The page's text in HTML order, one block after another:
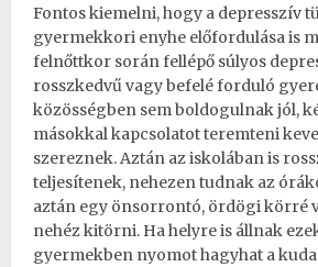
Fontos kiemelni, hogy a depresszív
gyermekkori enyhe előfordulása is
felnőttkor során fellépő súlyos
rosszkedvű vagy befelé forduló
közösségben sem boldogulnak jól,
másokkal kapcsolatot teremteni
szereznek. Aztán az iskolában is
teljesítenek, nehezen tudnak az
aztán egy önsorrontó, ördögi körré
nehéz kitörni. Ha helyre is állnak
gyermekben nyomot hagyhat a